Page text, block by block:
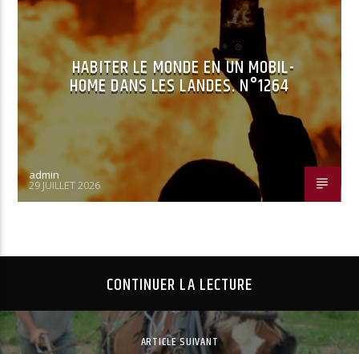
HABITER LE MONDE EN UN MOBIL-
HOME DANS LES LANDES. N°1264
admin
29 JUILLET 2026
CONTINUER LA LECTURE
ARTICLE SUIVANT